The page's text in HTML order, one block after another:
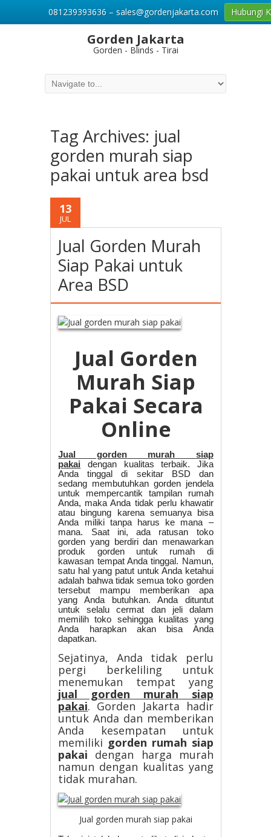
Gorden Jakarta
Gorden - Blinds - Tirai
Tag Archives: jual
gorden murah siap
pakai untuk area bsd
13
JUL
Jual Gorden Murah
Siap Pakai untuk
Area BSD
Jual Gorden
Murah Siap
Pakai Secara
Online
Jual gorden murah siap
pakai
dengan kualitas terbaik. Jika
Anda tinggal di sekitar BSD dan
sedang membutuhkan gorden jendela
untuk mempercantik tampilan rumah
Anda, maka Anda tidak perlu khawatir
atau bingung karena semuanya bisa
Anda miliki tanpa harus ke mana –
mana. Saat ini, ada ratusan toko
gorden yang berdiri dan menawarkan
produk gorden untuk rumah di
kawasan tempat Anda tinggal. Namun,
satu hal yang patut untuk Anda ketahui
adalah bahwa tidak semua toko gorden
tersebut mampu memberikan apa
yang Anda butuhkan. Anda dituntut
untuk selalu cermat dan jeli dalam
memilih toko sehingga kualitas yang
Anda harapkan akan bisa Anda
dapatkan.
Sejatinya, Anda tidak perlu
pergi berkeliling untuk
menemukan tempat yang
jual gorden murah siap
pakai. Gorden Jakarta hadir
untuk Anda dan memberikan
Anda kesempatan untuk
memiliki gorden rumah siap
pakai dengan harga murah
namun dengan kualitas yang
tidak murahan.
Jual gorden murah siap pakai
081239393636 – sales@gordenjakarta.com Hubungi